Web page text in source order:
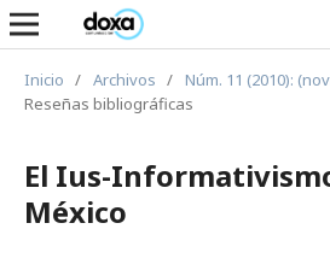
Inicio / Archivos / Núm. 11 (2010):
Reseñas bibliográficas
El Ius-
México